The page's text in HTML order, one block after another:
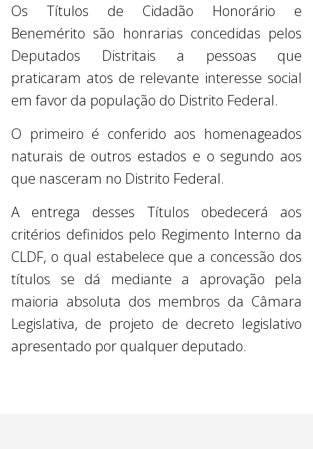
Os Títulos de Cidadão Honorário e
Benemérito são honrarias concedidas pelos
Deputados Distritais a pessoas que
praticaram atos de relevante interesse social
em favor da população do Distrito Federal.
O primeiro é conferido aos homenageados
naturais de outros estados e o segundo aos
que nasceram no Distrito Federal.
A entrega desses Títulos obedecerá aos
critérios definidos pelo Regimento Interno da
CLDF, o qual estabelece que a concessão dos
títulos se dá mediante a aprovação pela
maioria absoluta dos membros da Câmara
Legislativa, de projeto de decreto legislativo
apresentado por qualquer deputado.